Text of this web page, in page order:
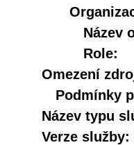
Název
Role:
Omezení
Podmínky
Název typu
Verze služby: